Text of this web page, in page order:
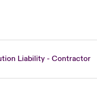
Liability - Contractor